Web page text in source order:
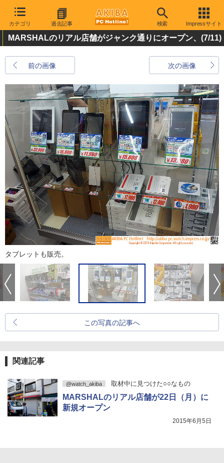
カテゴリ 過去記事 検索 Impressサイト
MARSHALのリアル店舗がジャンク通りにオープン、 (7/11)
前の画像 次の画像
タブレットも販売。
この写真の記事へ
関連記事
@watch_akiba 取材中に見つけた○○なもの
MARSHALのリアル店舗が22日（月）に
新規オープン
2015年6月5日